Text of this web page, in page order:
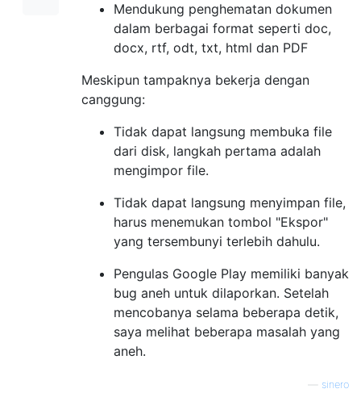
Mendukung penghematan dokumen
dalam berbagai format seperti doc,
docx, rtf, odt, txt, html dan PDF
Meskipun tampaknya bekerja dengan
canggung:
Tidak dapat langsung membuka file
dari disk, langkah pertama adalah
mengimpor file.
Tidak dapat langsung menyimpan file,
harus menemukan tombol "Ekspor"
yang tersembunyi terlebih dahulu.
Pengulas Google Play memiliki banyak
bug aneh untuk dilaporkan. Setelah
mencobanya selama beberapa detik,
saya melihat beberapa masalah yang
aneh.
sinero